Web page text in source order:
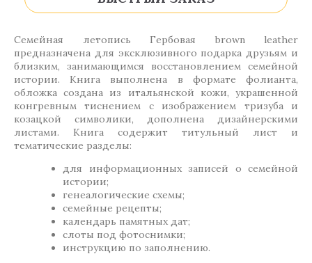
Семейная летопись Гербовая brown leather
предназначена для эксклюзивного подарка друзьям и
близким, занимающимся восстановлением семейной
истории. Книга выполнена в формате фолианта,
обложка создана из итальянской кожи, украшенной
конгревным тиснением с изображением тризуба и
козацкой символики, дополнена дизайнерскими
листами. Книга содержит титульный лист и
тематические разделы:
для информационных записей о семейной
истории;
генеалогические схемы;
семейные рецепты;
календарь памятных дат;
слоты под фотоснимки;
инструкцию по заполнению.